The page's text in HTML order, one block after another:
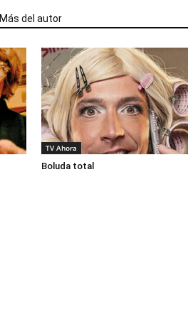
Más del autor
TV Ahora
Boluda total